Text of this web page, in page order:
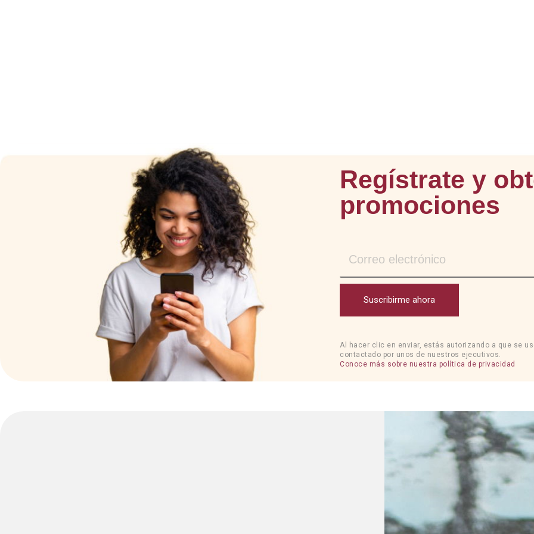
Regístrate y
promociones
Suscribirme ahora
Al hacer clic en enviar, estás autorizando a que se
contactado por unos de nuestros ejecutivos.
Conoce más sobre nuestra política de privacidad